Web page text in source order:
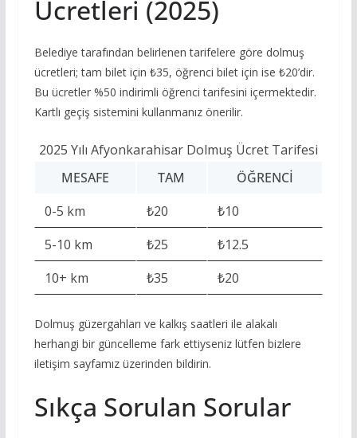
Ücretleri (2025)
Belediye tarafından belirlenen tarifelere göre dolmuş
ücretleri; tam bilet için ₺35, öğrenci bilet için ise ₺20’dir.
Bu ücretler %50 indirimli öğrenci tarifesini içermektedir.
Kartlı geçiş sistemini kullanmanız önerilir.
2025 Yılı Afyonkarahisar Dolmuş Ücret Tarifesi
MESAFE
TAM
ÖĞRENCI
0-5 km
₺20
₺10
5-10 km
₺25
₺12.5
10+ km
₺35 ₺20
Dolmuş güzergahları ve kalkış saatleri ile alakalı
herhangi bir güncelleme fark ettiyseniz lütfen bizlere
iletişim sayfamız üzerinden bildirin.
Sıkça Sorulan Sorular